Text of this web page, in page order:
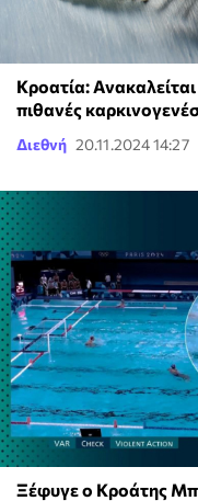
Κροατία:
πιθανές
Διεθνή 20.11.2024 14:27
Ξέφυγε ο Κροάτης